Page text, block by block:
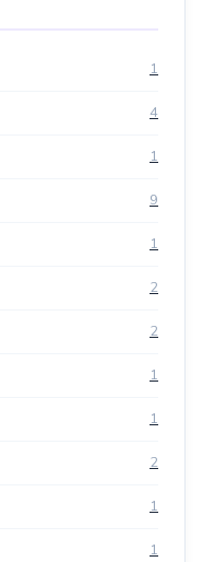
1
4
1
9
1
2
2
1
1
2
1
1